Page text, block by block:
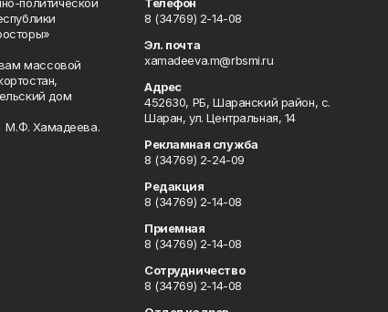
массовой
дом
М.Ф. Хамадеева.
8 (34769) 2-14-08
Эл. почта
xamadeeva.m@rbsmi.ru
Адрес
452630, РБ, Шаранский район, с.
Шаран, ул. Центральная, 14
Рекламная служба
8 (34769) 2-24-09
Редакция
8 (34769) 2-14-08
Приемная
8 (34769) 2-14-08
Сотрудничество
8 (34769) 2-14-08